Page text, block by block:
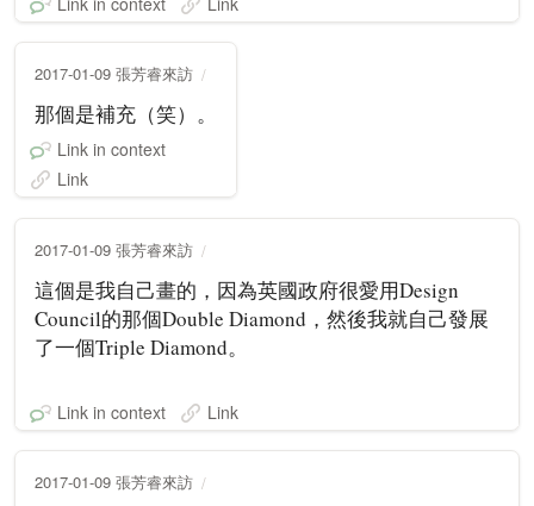
2017-01-09 張芳睿來訪
那個是補充（笑）。
Link in context
Link
2017-01-09 張芳睿來訪
這個是我自己畫的，因為英國政府很愛用Design
Council的那個Double Diamond，然後我就自己發展
了一個Triple Diamond。
Link in context Link
2017-01-09 張芳睿來訪